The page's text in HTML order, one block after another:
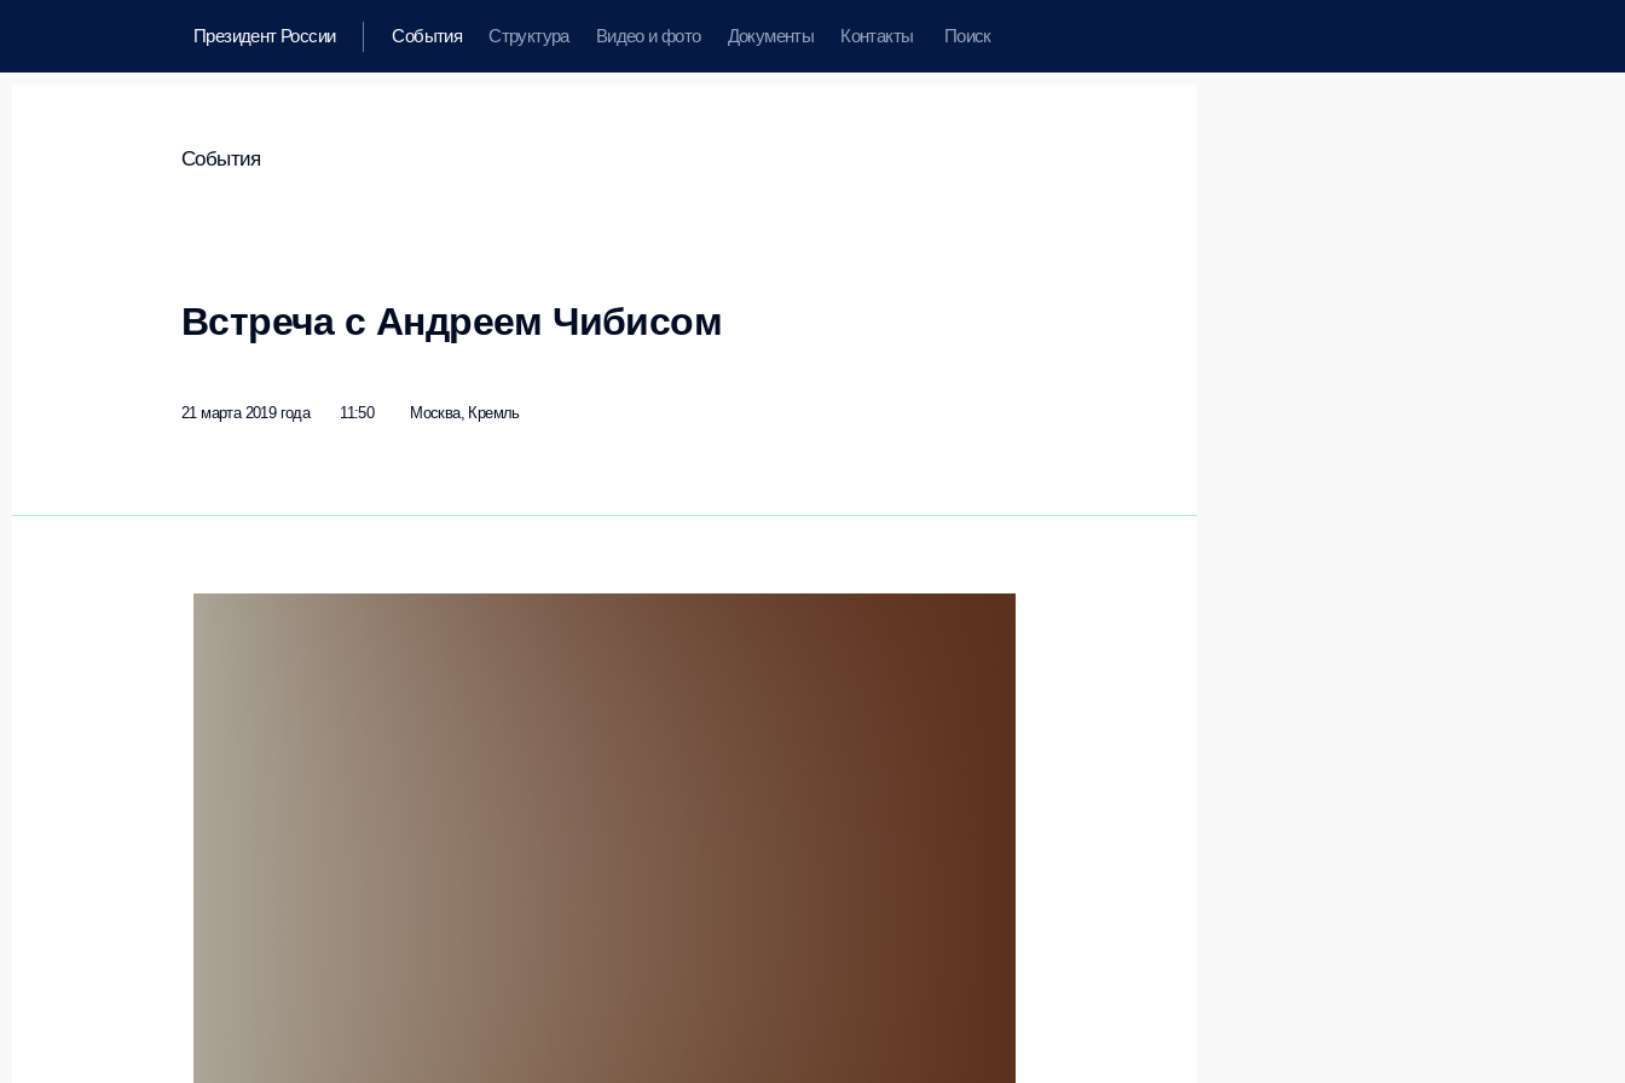
Президент России События Структура Видео и фото Документы Контакты Поиск
События
Встреча с Андреем Чибисом
21 марта 2019 года 11:50 Москва, Кремль